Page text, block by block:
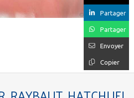
Partager
Partager
Envoyer
Copier